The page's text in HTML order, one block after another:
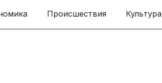
Происшествия Культура